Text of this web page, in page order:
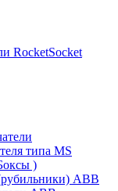
RocketSocket
типа MS
)
ABB